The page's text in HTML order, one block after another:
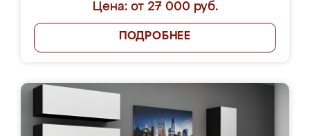
Цена: от 27 000 руб.
ПОДРОБНЕЕ